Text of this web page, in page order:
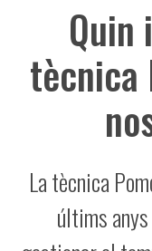
tècnica
La tècnica
últims